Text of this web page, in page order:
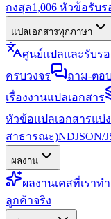
กงสุล1,006 หัวข้อรับ
แปลเอกสารทุกภาษา
ศูนย์แปลและรับรอ
ครบวงจร
ถาม-ตอ
เรื่องงานแปลเอกสาร
หัวข้อแปลเอกสารแบ่
สาธารณะ)NDJSON/
ผลงาน
ผลงานเคสที่เราท
ลูกค้าจริง